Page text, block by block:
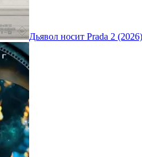
Дьявол носит Prada 2 (2026)